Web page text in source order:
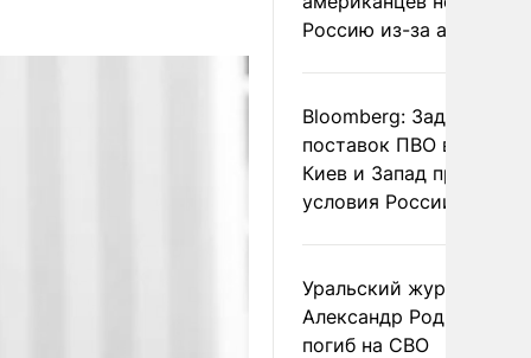
Россию из-за атак ВСУ
Bloomberg: Задержка
поставок ПВО вынудит
Киев и Запад принять
условия России
Уральский журналист
Александр Родионов
погиб на СВО